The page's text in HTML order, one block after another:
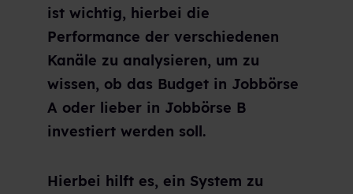
ist wichtig, hierbei die
Performance der verschiedenen
Kanäle zu analysieren, um zu
wissen, ob das Budget in Jobbörse
A oder lieber in Jobbörse B
investiert werden soll.
Hierbei hilft es, ein System zu